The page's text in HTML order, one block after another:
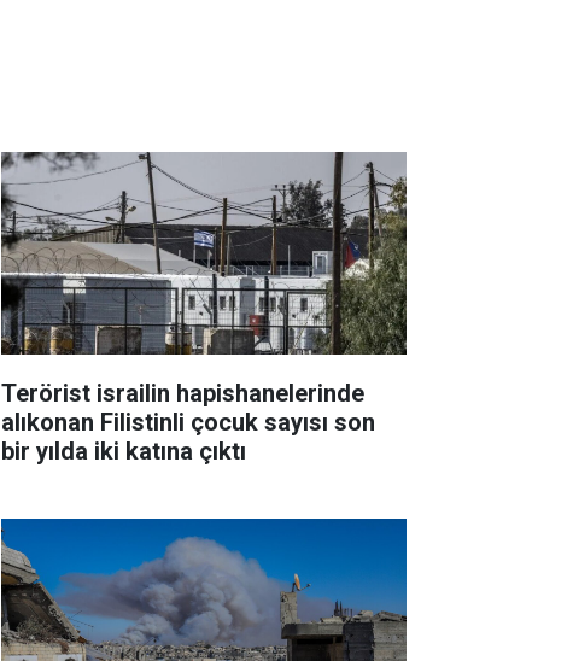
Terörist israilin hapishanelerinde
alıkonan Filistinli çocuk sayısı son
bir yılda iki katına çıktı